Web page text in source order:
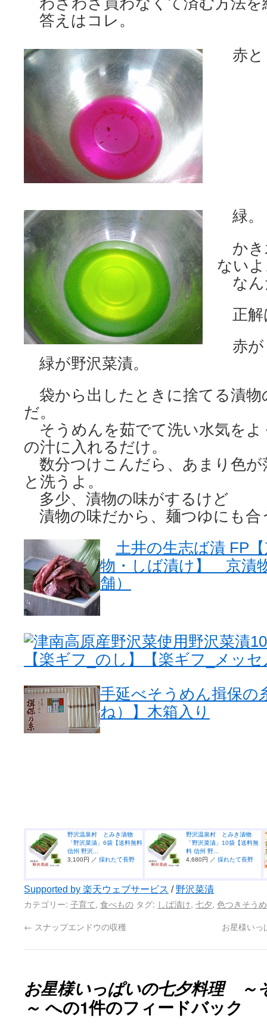
答えはコレ。
赤と
緑。
かき
ない
なん
正解
赤が
緑が野沢菜漬。
袋から出したときに捨てる漬物
だ。
そうめんを茹でて洗い水気をよ
の汁に入れるだけ。
数分つけこんだら、あまり色が
と洗うよ。
多少、漬物の味がするけど
漬物の味だから、麺つゆにも合
土井の生志ば漬 FP
物・しば漬け】 京漬
舗）
津南高原産野沢菜使用野沢菜漬
【楽ギフ_のし】【楽ギフ_メッ
手延べそうめん揖保
ね）】木箱入り
野沢温泉村 とみき漬物
「野沢菜漬」6袋【送料無料
信州 野沢...
3,100円 ／ 採れたて長野
野沢温泉村 とみき漬物
「野沢菜漬」10袋【送料無
料 信州 野...
4,680円 ／ 採れたて長野
Supported by 楽天ウェブサービス / 野沢菜漬
カテゴリー: 子育て, 食べもの タグ: しば漬け, 七夕, 色つきそう
← スナップエンドウの収穫 お星様い
お星様いっぱいの七夕料理 ～
～ への1件のフィードバック